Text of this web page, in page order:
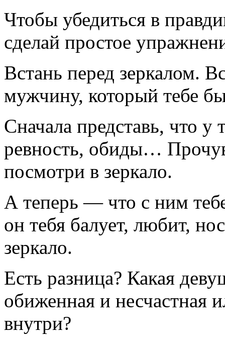
Чтобы убедиться в
сделай простое
Встань перед зеркалом.
мужчину, который тебе
Сначала представь, что
ревность, обиды…
посмотри в зеркало.
А теперь — что с ним
он тебя балует, любит,
зеркало.
Есть разница? Какая
обиженная и
внутри?